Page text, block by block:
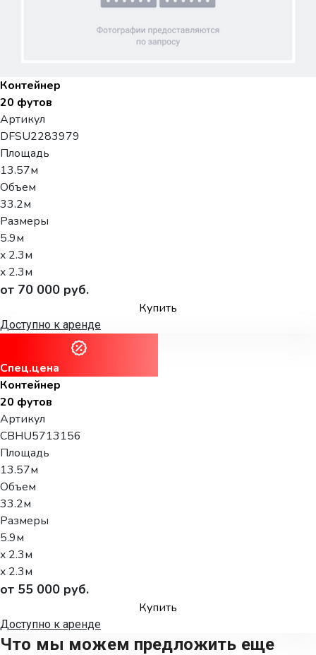
Контейнер
20 футов
Артикул
DFSU2283979
Площадь
13.57м
Объем
33.2м
Размеры
5.9м
x 2.3м
x 2.3м
от 70 000 руб.
Купить
Доступно к аренде
Спец.цена
Контейнер
20 футов
Артикул
CBHU5713156
Площадь
13.57м
Объем
33.2м
Размеры
5.9м
x 2.3м
x 2.3м
от 55 000 руб.
Купить
Доступно к аренде
Что мы можем предложить еще